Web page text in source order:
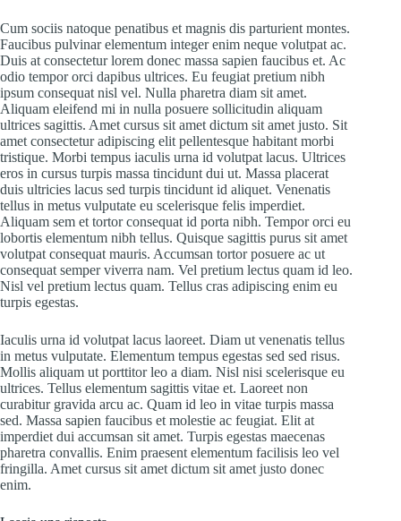
Cum sociis natoque penatibus et magnis dis parturient montes.
Faucibus pulvinar elementum integer enim neque volutpat ac.
Duis at consectetur lorem donec massa sapien faucibus et. Ac
odio tempor orci dapibus ultrices. Eu feugiat pretium nibh
ipsum consequat nisl vel. Nulla pharetra diam sit amet.
Aliquam eleifend mi in nulla posuere sollicitudin aliquam
ultrices sagittis. Amet cursus sit amet dictum sit amet justo. Sit
amet consectetur adipiscing elit pellentesque habitant morbi
tristique. Morbi tempus iaculis urna id volutpat lacus. Ultrices
eros in cursus turpis massa tincidunt dui ut. Massa placerat
duis ultricies lacus sed turpis tincidunt id aliquet. Venenatis
tellus in metus vulputate eu scelerisque felis imperdiet.
Aliquam sem et tortor consequat id porta nibh. Tempor orci eu
lobortis elementum nibh tellus. Quisque sagittis purus sit amet
volutpat consequat mauris. Accumsan tortor posuere ac ut
consequat semper viverra nam. Vel pretium lectus quam id leo.
Nisl vel pretium lectus quam. Tellus cras adipiscing enim eu
turpis egestas.
Iaculis urna id volutpat lacus laoreet. Diam ut venenatis tellus
in metus vulputate. Elementum tempus egestas sed sed risus.
Mollis aliquam ut porttitor leo a diam. Nisl nisi scelerisque eu
ultrices. Tellus elementum sagittis vitae et. Laoreet non
curabitur gravida arcu ac. Quam id leo in vitae turpis massa
sed. Massa sapien faucibus et molestie ac feugiat. Elit at
imperdiet dui accumsan sit amet. Turpis egestas maecenas
pharetra convallis. Enim praesent elementum facilisis leo vel
fringilla. Amet cursus sit amet dictum sit amet justo donec
enim.